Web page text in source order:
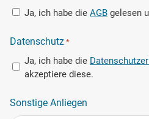
Ja, ich habe die AGB gelesen
Datenschutz *
Ja, ich habe die
akzeptiere diese.
Sonstige Anliegen